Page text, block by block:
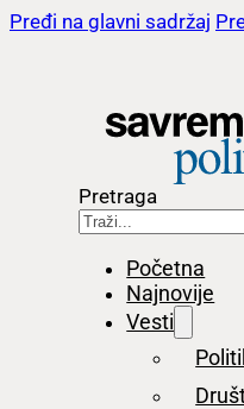
Pređi na glavni sadržaj
Pretraga
Početna
Najnovije
Vesti